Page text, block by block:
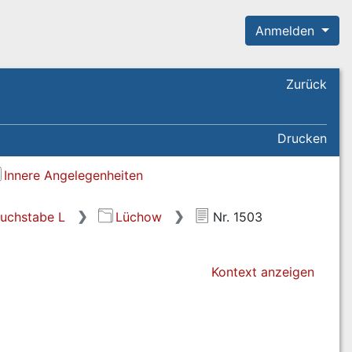
Anmelden
Zurück
Drucken
Innere Angelegenheiten
L Lüchow Nr. 1503
Kontext anzeigen